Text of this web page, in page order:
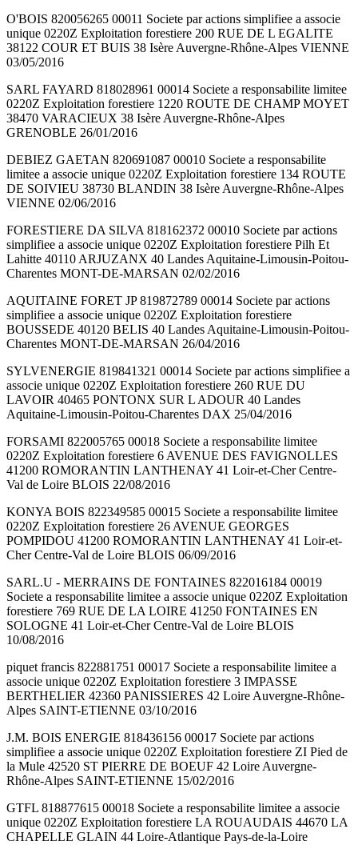
O'BOIS 820056265 00011 Societe par actions simplifiee a associe
unique 0220Z Exploitation forestiere 200 RUE DE L EGALITE
38122 COUR ET BUIS 38 Isère Auvergne-Rhône-Alpes VIENNE
03/05/2016
SARL FAYARD 818028961 00014 Societe a responsabilite limitee
0220Z Exploitation forestiere 1220 ROUTE DE CHAMP MOYET
38470 VARACIEUX 38 Isère Auvergne-Rhône-Alpes
GRENOBLE 26/01/2016
DEBIEZ GAETAN 820691087 00010 Societe a responsabilite
limitee a associe unique 0220Z Exploitation forestiere 134 ROUTE
DE SOIVIEU 38730 BLANDIN 38 Isère Auvergne-Rhône-Alpes
VIENNE 02/06/2016
FORESTIERE DA SILVA 818162372 00010 Societe par actions
simplifiee a associe unique 0220Z Exploitation forestiere Pilh Et
Lahitte 40110 ARJUZANX 40 Landes Aquitaine-Limousin-Poitou-
Charentes MONT-DE-MARSAN 02/02/2016
AQUITAINE FORET JP 819872789 00014 Societe par actions
simplifiee a associe unique 0220Z Exploitation forestiere
BOUSSEDE 40120 BELIS 40 Landes Aquitaine-Limousin-Poitou-
Charentes MONT-DE-MARSAN 26/04/2016
SYLVENERGIE 819841321 00014 Societe par actions simplifiee a
associe unique 0220Z Exploitation forestiere 260 RUE DU
LAVOIR 40465 PONTONX SUR L ADOUR 40 Landes
Aquitaine-Limousin-Poitou-Charentes DAX 25/04/2016
FORSAMI 822005765 00018 Societe a responsabilite limitee
0220Z Exploitation forestiere 6 AVENUE DES FAVIGNOLLES
41200 ROMORANTIN LANTHENAY 41 Loir-et-Cher Centre-
Val de Loire BLOIS 22/08/2016
KONYA BOIS 822349585 00015 Societe a responsabilite limitee
0220Z Exploitation forestiere 26 AVENUE GEORGES
POMPIDOU 41200 ROMORANTIN LANTHENAY 41 Loir-et-
Cher Centre-Val de Loire BLOIS 06/09/2016
SARL.U - MERRAINS DE FONTAINES 822016184 00019
Societe a responsabilite limitee a associe unique 0220Z Exploitation
forestiere 769 RUE DE LA LOIRE 41250 FONTAINES EN
SOLOGNE 41 Loir-et-Cher Centre-Val de Loire BLOIS
10/08/2016
piquet francis 822881751 00017 Societe a responsabilite limitee a
associe unique 0220Z Exploitation forestiere 3 IMPASSE
BERTHELIER 42360 PANISSIERES 42 Loire Auvergne-Rhône-
Alpes SAINT-ETIENNE 03/10/2016
J.M. BOIS ENERGIE 818436156 00017 Societe par actions
simplifiee a associe unique 0220Z Exploitation forestiere ZI Pied de
la Mule 42520 ST PIERRE DE BOEUF 42 Loire Auvergne-
Rhône-Alpes SAINT-ETIENNE 15/02/2016
GTFL 818877615 00018 Societe a responsabilite limitee a associe
unique 0220Z Exploitation forestiere LA ROUAUDAIS 44670 LA
CHAPELLE GLAIN 44 Loire-Atlantique Pays-de-la-Loire